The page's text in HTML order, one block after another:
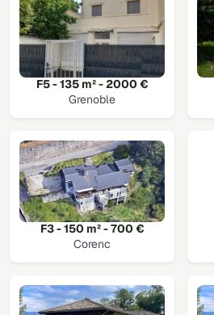
F5 - 135 m² - 2000 €
Grenoble
F3 - 150 m² - 700 €
Corenc